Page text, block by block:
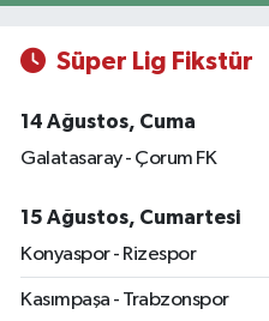
Süper Lig Fikstür
14 Ağustos, Cuma
Galatasaray - Çorum FK
15 Ağustos, Cumartesi
Konyaspor - Rizespor
Kasımpaşa - Trabzonspor